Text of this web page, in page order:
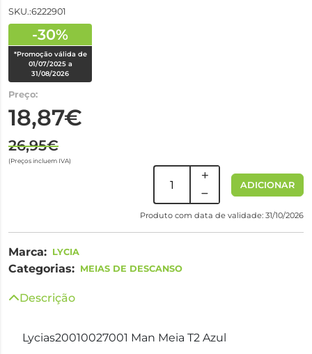
SKU.:6222901
-30%
*Promoção válida de
01/07/2025 a
31/08/2026
Preço:
18,87€
26,95€
(Preços incluem IVA)
ADICIONAR
Produto com data de validade: 31/10/2026
Marca: LYCIA
Categorias: MEIAS DE DESCANSO
Descrição
Lycias20010027001 Man Meia T2 Azul